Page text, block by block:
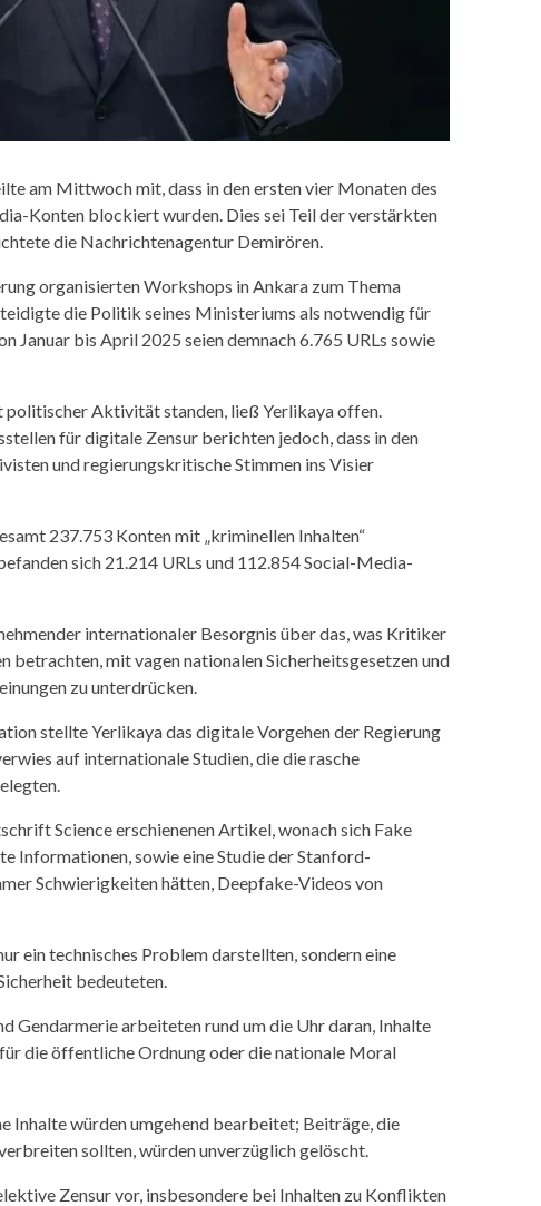
am Mittwoch mit, dass in den ersten vier Monaten des
Konten blockiert wurden. Dies sei Teil der verstärkten
die Nachrichtenagentur Demirören.
organisierten Workshops in Ankara zum Thema
die Politik seines Ministeriums als notwendig für
Januar bis April 2025 seien demnach 6.765 URLs sowie
Aktivität standen, ließ Yerlikaya offen.
für digitale Zensur berichten jedoch, dass in den
und regierungskritische Stimmen ins Visier
237.753 Konten mit „kriminellen Inhalten“
sich 21.214 URLs und 112.854 Social-Media-
internationaler Besorgnis über das, was Kritiker
betrachten, mit vagen nationalen Sicherheitsgesetzen und
zu unterdrücken.
stellte Yerlikaya das digitale Vorgehen der Regierung
auf internationale Studien, die die rasche
Science erschienenen Artikel, wonach sich Fake
Informationen, sowie eine Studie der Stanford-
Schwierigkeiten hätten, Deepfake-Videos von
ein technisches Problem darstellten, sondern eine
bedeuteten.
Gendarmerie arbeiteten rund um die Uhr daran, Inhalte
die öffentliche Ordnung oder die nationale Moral
Inhalte würden umgehend bearbeitet; Beiträge, die
sollten, würden unverzüglich gelöscht.
Zensur vor, insbesondere bei Inhalten zu Konflikten